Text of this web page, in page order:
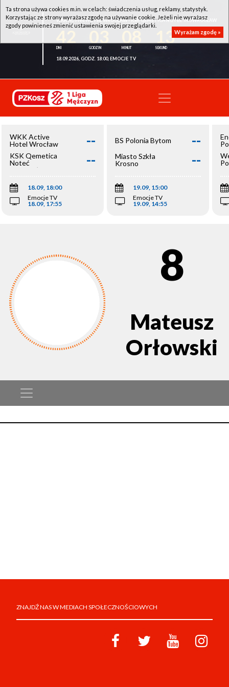
WKK ACTIVE HOTEL WROCŁAW - KSK QEMETICA NOTEĆ INOWROCŁAW
13
18.09.2026, GODZ. 18:00, EMOCJE TV
WKK Active
Hotel Wrocław
--
KSK Qemetica
Noteć
Inowrocław
--
18.09, 18:00
Emocje TV
18.09, 17:55
BS Polonia Bytom --
Miasto Szkła
Krosno
--
19.09, 15:00
Emocje TV
19.09, 14:55
8
Mateusz
Orłowski
ZNAJDŹ NAS W MEDIACH SPOŁECZNOŚCIOWYCH
Ta strona używa cookies m.in. w celach: świadczenia usług, reklamy, statystyk.
Korzystając ze strony wyrażasz zgodę na używanie cookie. Jeżeli nie wyrażasz
zgody powinieneś zmienić ustawienia swojej przeglądarki.
Wyrażam zgodę »